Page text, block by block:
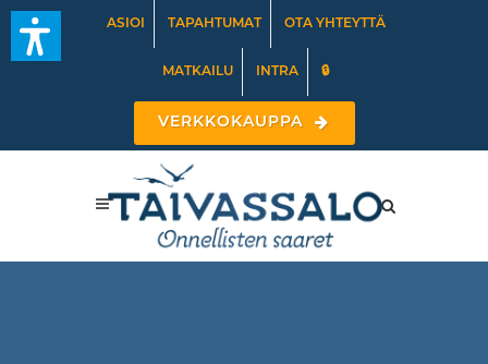
ASIOI TAPAHTUMAT OTA YHTEYTTÄ
MATKAILU INTRA 🔒
VERKKOKAUPPA